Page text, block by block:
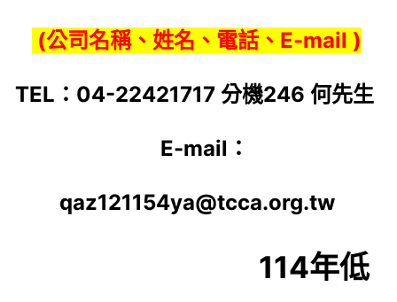
(公司名稱、姓名、電話、E-mail )
TEL：04-22421717 分機246 何先生
E-mail：
qaz121154ya@tcca.org.tw
114年低